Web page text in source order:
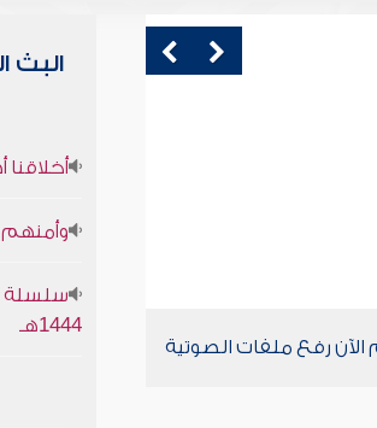
بحياتك كتاب
في فنون
محمد العريفي
رفع ملفات الصوتية
البث
سلسلة
1444هـ